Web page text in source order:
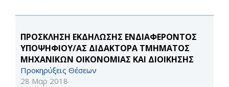
ΠΡΟΣΚΛΗΣΗ ΕΚΔΗΛΩΣΗΣ ΕΝΔΙΑΦΕΡΟΝΤΟΣ
ΥΠΟΨΗΦΙΟΥ/ΑΣ ΔΙΔΑΚΤΟΡΑ ΤΜΗΜΑΤΟΣ
ΜΗΧΑΝΙΚΩΝ ΟΙΚΟΝΟΜΙΑΣ ΚΑΙ ΔΙΟΙΚΗΣΗΣ
Προκηρύξεις Θέσεων
28 Μαρ 2018